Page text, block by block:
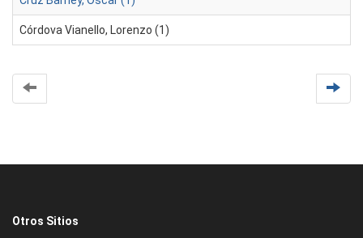
Córdova Vianello, Lorenzo (1)
Otros Sitios